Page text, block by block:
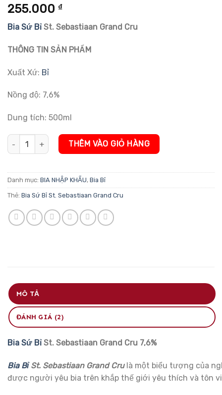
5.00trên 5
dựa trên
2
255.000 ₫
Bia Sứ Bỉ St. Sebastiaan Grand Cru
THÔNG TIN SẢN PHẨM
Xuất Xứ: Bỉ
Nồng độ: 7,6%
Dung tích: 500ml
Bia Sứ Bỉ St. Sebastiaan Grand Cru 7,6% số lượng
THÊM VÀO GIỎ HÀNG
Danh mục: BIA NHẬP KHẨU, Bia Bỉ
Thẻ: Bia Sứ Bỉ St. Sebastiaan Grand Cru
MÔ TẢ
ĐÁNH GIÁ (2)
Bia Sứ Bỉ St. Sebastiaan Grand Cru 7,6%
Bia BỉSt. Sebastiaan Grand Crulà một biểu tượng của
được người yêu bia trên khắp thế giới yêu thích và tôn